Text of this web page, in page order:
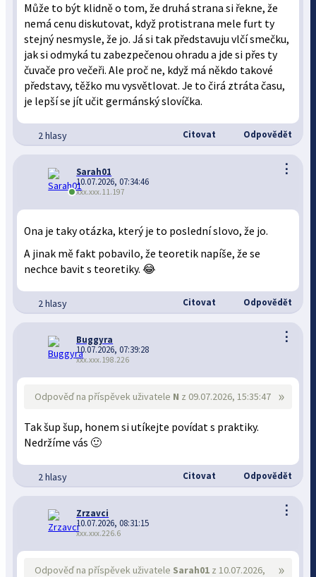
Může to být klidně o tom, že druhá strana si řekne, že
nemá cenu diskutovat, když protistrana mele furt ty
stejný nesmysle, že jo. Já si tak představuju vlčí smečku,
jak si odmyká tu zabezpečenou ohradu a jde si přes ty
čuvače pro večeři. Ale proč ne, když má někdo takové
představy, těžko mu vysvětlovat. Je to čirá ztráta času,
je lepší se jít učit germánský slovíčka.
2 hlasy Citovat Odpovědět
⋮
Sarah01
10.07.2026, 07:34:46
xxx.xxx.11.197
Ona je taky otázka, který je to poslední slovo, že jo.
A jinak mě fakt pobavilo, že teoretik napíše, že se
nechce bavit s teoretiky. 😂
2 hlasy Citovat Odpovědět
⋮
Buggyra
10.07.2026, 07:39:28
xxx.xxx.198.226
»
Odpověď na příspěvek uživatele N z 09.07.2026, 15:35:47
Tak šup šup, honem si utíkejte povídat s praktiky.
Nedržíme vás 🙂
2 hlasy Citovat Odpovědět
⋮
Zrzavci
10.07.2026, 08:31:15
xxx.xxx.226.6
»
Odpověď na příspěvek uživatele Sarah01 z 10.07.2026,